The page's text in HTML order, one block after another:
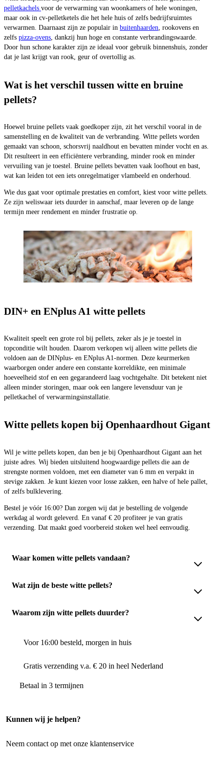
pelletkachels voor de verwarming van woonkamers of hele woningen,
maar ook in cv-pelletketels die het hele huis of zelfs bedrijfsruimtes
verwarmen. Daarnaast zijn ze populair in buitenhaarden, rookovens en
zelfs pizza-ovens, dankzij hun hoge en constante verbrandingswaarde.
Door hun schone karakter zijn ze ideaal voor gebruik binnenshuis, zonder
dat je last krijgt van rook, geur of overtollig as.
Wat is het verschil tussen witte en bruine
pellets?
Hoewel bruine pellets vaak goedkoper zijn, zit het verschil vooral in de
samenstelling en de kwaliteit van de verbranding. Witte pellets worden
gemaakt van schoon, schorsvrij naaldhout en bevatten minder vocht en as.
Dit resulteert in een efficiëntere verbranding, minder rook en minder
vervuiling van je toestel. Bruine pellets bevatten vaak loofhout en bast,
wat kan leiden tot een iets onregelmatiger vlambeeld en onderhoud.
Wie dus gaat voor optimale prestaties en comfort, kiest voor witte pellets.
Ze zijn weliswaar iets duurder in aanschaf, maar leveren op de lange
termijn meer rendement en minder frustratie op.
DIN+ en ENplus A1 witte pellets
Kwaliteit speelt een grote rol bij pellets, zeker als je je toestel in
topconditie wilt houden. Daarom verkopen wij alleen witte pellets die
voldoen aan de DINplus- en ENplus A1-normen. Deze keurmerken
waarborgen onder andere een constante korreldikte, een minimale
hoeveelheid stof en een gegarandeerd laag vochtgehalte. Dit betekent niet
alleen minder storingen, maar ook een langere levensduur van je
pelletkachel of verwarmingsinstallatie.
Witte pellets kopen bij Openhaardhout Gigant
Wil je witte pellets kopen, dan ben je bij Openhaardhout Gigant aan het
juiste adres. Wij bieden uitsluitend hoogwaardige pellets die aan de
strengste normen voldoen, met een diameter van 6 mm en verpakt in
stevige zakken. Je kunt kiezen voor losse zakken, een halve of hele pallet,
of zelfs bulklevering.
Bestel je vóór 16:00? Dan zorgen wij dat je bestelling de volgende
werkdag al wordt geleverd. En vanaf € 20 profiteer je van gratis
verzending. Dat maakt goed voorbereid stoken wel heel eenvoudig.
Waar komen witte pellets vandaan?
Wat zijn de beste witte pellets?
Waarom zijn witte pellets duurder?
Voor 16:00 besteld, morgen in huis
Gratis verzending v.a. € 20 in heel Nederland
Betaal in 3 termijnen
Kunnen wij je helpen?
Neem contact op met onze klantenservice